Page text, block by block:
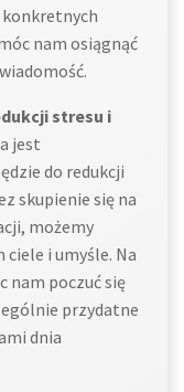
konkretnych
nam osiągnąć
stresu i
jest
do redukcji
skupienie się na
możemy
ciele i umyśle. Na
nam poczuć się
przydatne
dnia